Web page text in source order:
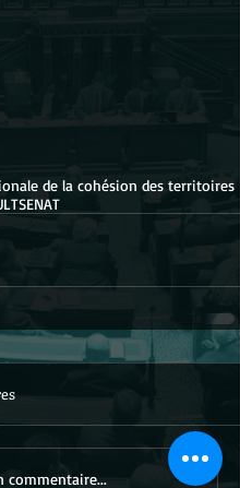
de la cohésion des territoires
SENAT
commentaire...